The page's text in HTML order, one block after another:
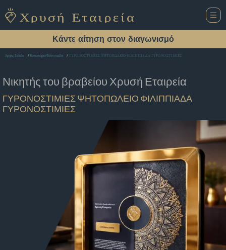
Κάντε αίτηση στον διαγωνισμό
Αρχική Σελίδα Εστιατόριο Φιλιππιαδα ΓΥΡΟΝΟΣΤΙΜΙΕΣ ΨΗΤΟΠΩΛΕΙΟ ΦΙΛΙΠΠΙΑΔΑ ΓΥΡΟΝΟΣΤΙΜΙΕΣ
Νικητής του βραβείου Χρυσή Εταιρεία
ΓΥΡΟΝΟΣΤΙΜΙΕΣ ΨΗΤΟΠΩΛΕΙΟ ΦΙΛΙΠΠΙΑΔΑ
ΓΥΡΟΝΟΣΤΙΜΙΕΣ